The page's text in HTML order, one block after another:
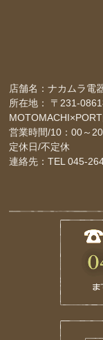
店舗名：ナカムラ電
所在地： 〒231-
営業時間/10：00～
定休日/不定休
連絡先：TEL 045-